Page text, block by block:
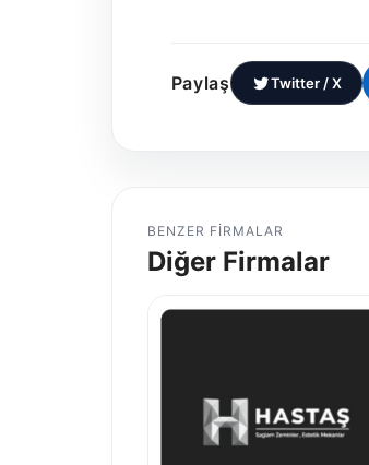
Paylaş Twitter / X
BENZER FIRMALAR
Diğer Firmalar